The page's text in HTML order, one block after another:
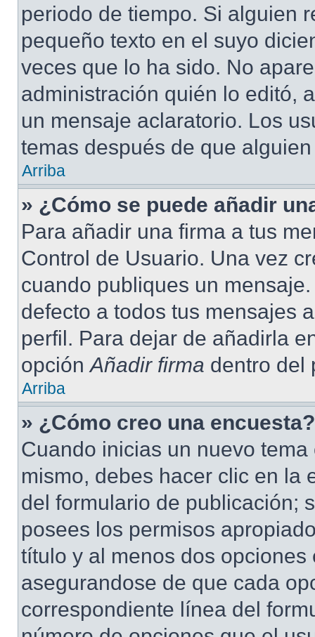
periodo de tiempo. Si alguien
pequeño texto en el suyo
veces que lo ha sido. No
administración quién lo editó,
un mensaje aclaratorio. Los
temas después de que
Arriba
» ¿Cómo se puede añadir
Para añadir una firma a tus
Control de Usuario. Una vez
cuando publiques un
defecto a todos tus mensajes
perfil. Para dejar de añadirla
opciónAñadir firma dentro del
Arriba
» ¿Cómo creo una encuesta?
Cuando inicias un nuevo
mismo, debes hacer clic en la
del formulario de publicación;
posees los permisos
título y al menos dos
asegurandose de que cada
correspondiente línea del